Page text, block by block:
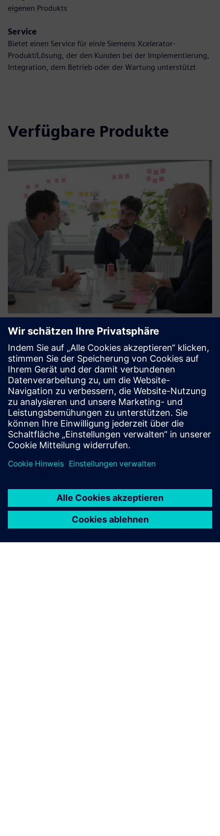
eigenen Produkts
Service
Bietet einen Service für ein/e Siemens Xcelerator-
Produkt/Lösung, der den Kunden bei der Implementierung,
Integration, dem Betrieb oder der Wartung unterstützt
Verfügbare Produkte
Digitalisation roadmap &
implementation
Create a data architecture blueprint and step-by-step
roadmap, and then implement it. This tailored roadmap
will cover various aspects such as setting up a data
warehouse, cost estimation, resource requirements,
maintenance strate...
Mehr erfahren